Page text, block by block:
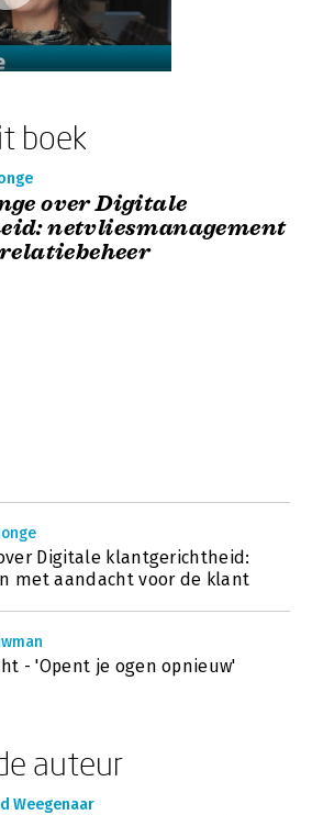
boek
over Digitale
netvliesmanagement
Digitale klantgerichtheid:
met aandacht voor de klant
- 'Opent je ogen opnieuw'
auteur
Weegenaar